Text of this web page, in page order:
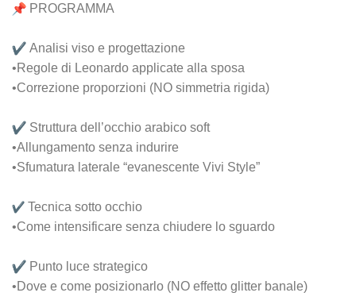
PROGRAMMA
Analisi viso e progettazione
•Regole di Leonardo applicate alla sposa
•Correzione proporzioni (NO simmetria rigida)
Struttura dell’occhio arabico soft
•Allungamento senza indurire
•Sfumatura laterale “evanescente Vivi Style”
Tecnica sotto occhio
•Come intensificare senza chiudere lo sguardo
Punto luce strategico
•Dove e come posizionarlo (NO effetto glitter banale)